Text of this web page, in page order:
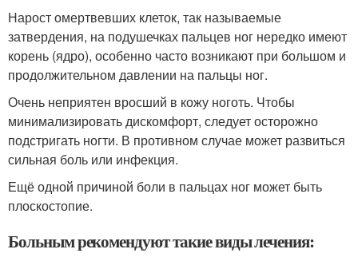
Нарост омертвевших клеток, так называемые
затвердения, на подушечках пальцев ног нередко имеют
корень (ядро), особенно часто возникают при большом и
продолжительном давлении на пальцы ног.
Очень неприятен вросший в кожу ноготь. Чтобы
минимализировать дискомфорт, следует осторожно
подстригать ногти. В противном случае может развиться
сильная боль или инфекция.
Ещё одной причиной боли в пальцах ног может быть
плоскостопие.
Больным рекомендуют такие виды лечения: